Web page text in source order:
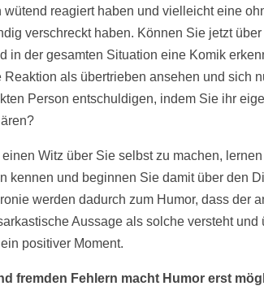
reagiert haben und vielleicht eine
verschreckt haben. Können Sie jetzt
in der gesamten Situation eine Komik
als übertrieben ansehen und sich
Person entschuldigen, indem Sie ihr
Witz über Sie selbst zu machen,
kennen und beginnen Sie damit über den
werden dadurch zum Humor, dass der
Aussage als solche versteht und
positiver Moment.
fremden Fehlern macht Humor erst